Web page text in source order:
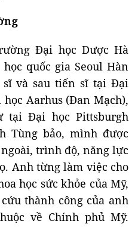
Đại học Dược Hà
quốc gia Seoul Hàn
sĩ và sau tiến sĩ tại Đại
Aarhus (Đan Mạch),
Đại học Pittsburgh
Tùng bảo, mình được
trình độ, năng lực
Anh từng làm việc cho
học sức khỏe của Mỹ,
thành công của anh
về Chính phủ Mỹ.